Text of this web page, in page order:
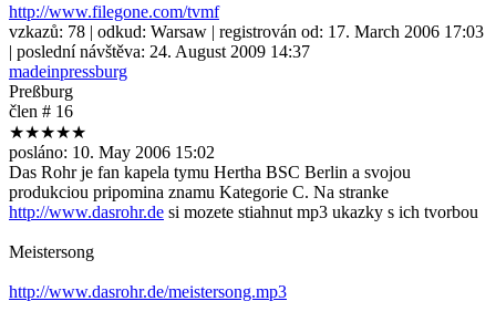
http://www.filegone.com/tvmf
vzkazů: 78 | odkud: Warsaw | registrován od: 17. March 2006 17:03
| poslední návštěva: 24. August 2009 14:37
madeinpressburg
Preßburg
člen # 16
★★★★★
posláno: 10. May 2006 15:02
Das Rohr je fan kapela tymu Hertha BSC Berlin a svojou
produkciou pripomina znamu Kategorie C. Na stranke
http://www.dasrohr.de si mozete stiahnut mp3 ukazky s ich tvorbou
Meistersong
http://www.dasrohr.de/meistersong.mp3